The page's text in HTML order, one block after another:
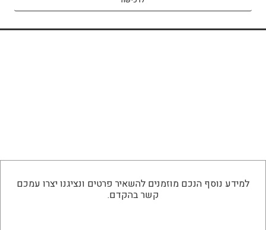
למידע נוסף הנכם מוזמנים להשאיר פרטים ונציגנו יצרו עמכם
קשר בהקדם.